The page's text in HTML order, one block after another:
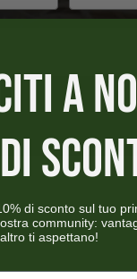
A
di sconto sul tuo
community:
ti aspettano!